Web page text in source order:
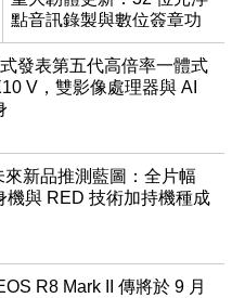
點音訊錄製與數位簽章功
能登場
發表第五代高倍率一體式
V，雙影像處理器與 AI
來新品推測藍圖：全片幅
機與 RED 技術加持機種成
R8 Mark II 傳將於 9 月